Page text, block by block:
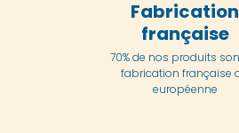
Fabrication
française
70% de nos produits
fabrication française
européenne